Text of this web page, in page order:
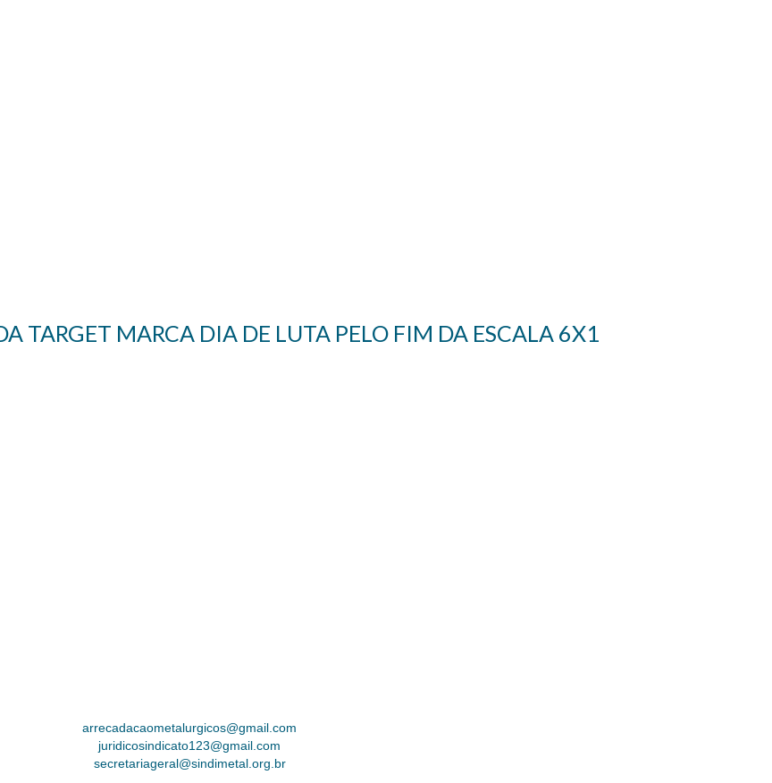
TARGET MARCA DIA DE LUTA PELO FIM DA ESCALA 6X1
arrecadacaometalurgicos@gmail.com
juridicosindicato123@gmail.com
secretariageral@sindimetal.org.br